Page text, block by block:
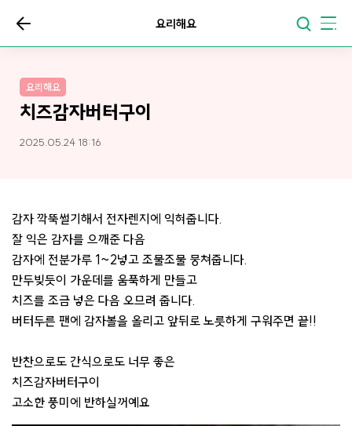
요리해요
요리해요
치즈감자버터구이
2025.05.24 18:16
감자 깍뚝썰기해서 전자렌지에 익혀줍니다.
잘 익은 감자를 으깨준 다음
감자에 전분가루 1~2넣고 조물조물 뭉쳐줍니다.
만두빚듯이 가운데를 움푹하게 만들고
치즈를 조금 넣은 다음 오므려 줍니다.
버터두른 팬에 감자볼을 올리고 앞뒤로 노릇하게 구워주면 끝!!
반찬으로도 간식으로도 너무 좋은
치즈감자버터구이
고소한 풍미에 반하실꺼예요